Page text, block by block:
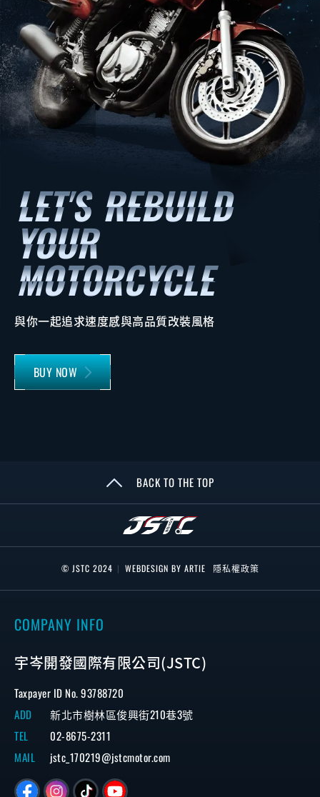
與你一起追求速度感與高品質改裝風格
BUY NOW
BACK TO THE TOP
© JSTC 2024 | WEBDESIGN BY ARTIE 隱私權政策
COMPANY INFO
宇岑開發國際有限公司(JSTC)
Taxpayer ID No. 93788720
ADD
新北市樹林區俊興街210巷3號
TEL
02-8675-2311
MAIL
jstc_170219@jstcmotor.com